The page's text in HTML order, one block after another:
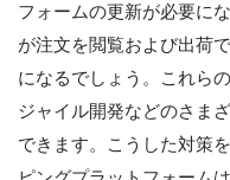
フォームの更新が必要に
が注文を閲覧および出荷
になるでしょう。これら
ジャイル開発などのさま
できます。こうした対策